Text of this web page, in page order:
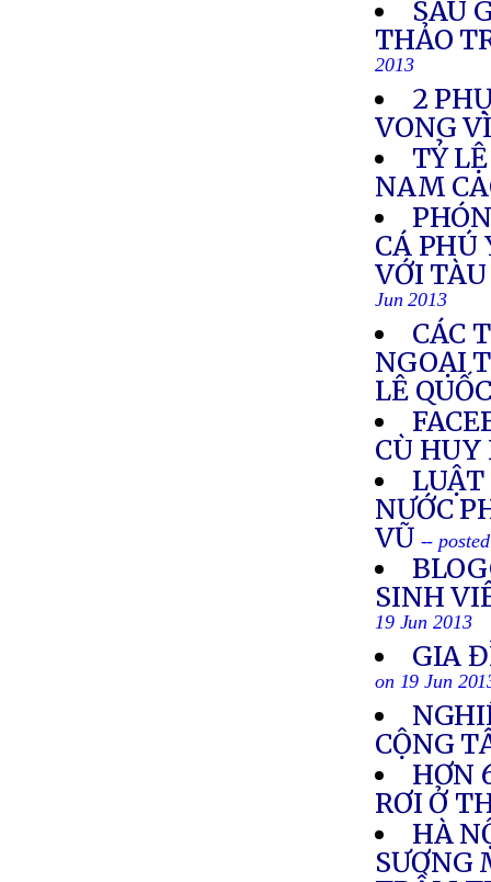
SAU
THẢO
2013
2
VONG
TỶ
NAM
CÁ PHÚ
VỚI
Jun 2013
CÁC
NGOẠI
LÊ
CÙ
NƯỚC
VŨ --
SINH
19 Jun 2013
GIA
on 19 Jun
CỘNG
HƠN
RƠI Ở
HÀ
SƯƠNG